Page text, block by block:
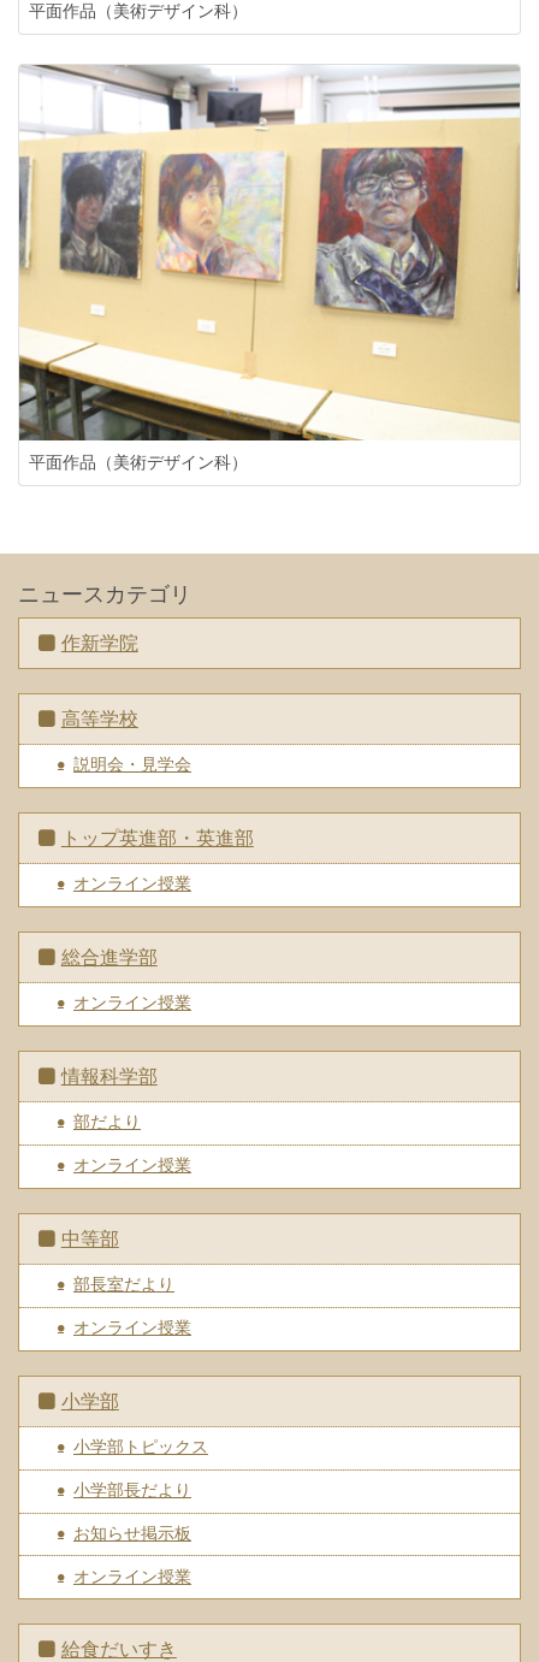
平面作品（美術デザイン科）
平面作品（美術デザイン科）
ニュースカテゴリ
作新学院
高等学校
説明会・見学会
トップ英進部・英進部
オンライン授業
総合進学部
オンライン授業
情報科学部
部だより
オンライン授業
中等部
部長室だより
オンライン授業
小学部
小学部トピックス
小学部長だより
お知らせ掲示板
オンライン授業
給食だいすき